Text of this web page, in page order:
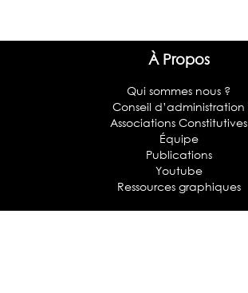
À Propos
Qui sommes nous ?
Conseil d’administration
Associations Constitutives
Équipe
Publications
Youtube
Ressources graphiques